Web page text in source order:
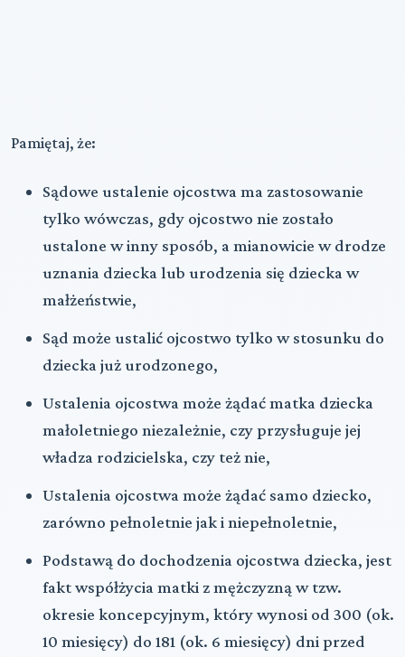
Pamiętaj, że:
Sądowe ustalenie ojcostwa ma zastosowanie
tylko wówczas, gdy ojcostwo nie zostało
ustalone w inny sposób, a mianowicie w drodze
uznania dziecka lub urodzenia się dziecka w
małżeństwie,
Sąd może ustalić ojcostwo tylko w stosunku do
dziecka już urodzonego,
Ustalenia ojcostwa może żądać matka dziecka
małoletniego niezależnie, czy przysługuje jej
władza rodzicielska, czy też nie,
Ustalenia ojcostwa może żądać samo dziecko,
zarówno pełnoletnie jak i niepełnoletnie,
Podstawą do dochodzenia ojcostwa dziecka, jest
fakt współżycia matki z mężczyzną w tzw.
okresie koncepcyjnym, który wynosi od 300 (ok.
10 miesięcy) do 181 (ok. 6 miesięcy) dni przed